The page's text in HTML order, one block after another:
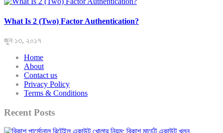
What Is 2 (Two) Factor Authentication?
জুন ১৩, ২০১৭
Home
About
Contact us
Privacy Policy
Terms & Conditions
Recent Posts